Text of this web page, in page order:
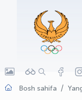
Bosh sahifa
OLYMPCHIK AI
Onlayn · olympic.uz